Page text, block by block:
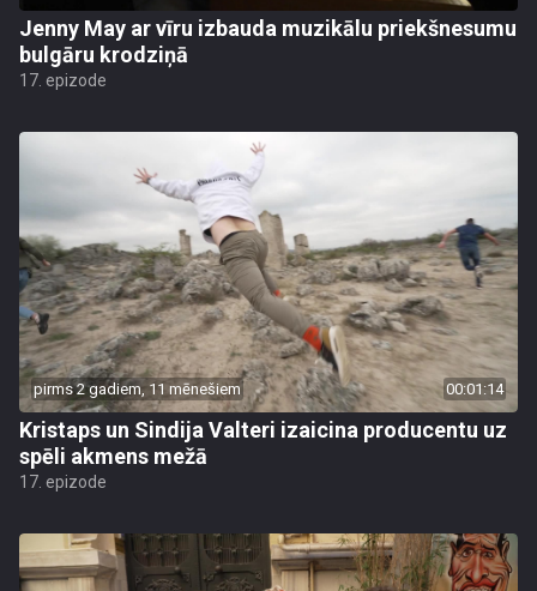
Jenny May ar vīru izbauda muzikālu priekšnesumu
bulgāru krodziņā
17. epizode
pirms 2 gadiem, 11 mēnešiem 00:01:14
Kristaps un Sindija Valteri izaicina producentu uz
spēli akmens mežā
17. epizode